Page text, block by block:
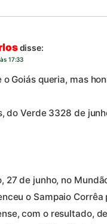
disse:
17:33
Goiás queria, mas
do Verde 3328 de
27 de junho, no
o Sampaio Corrêa
com o resultado,